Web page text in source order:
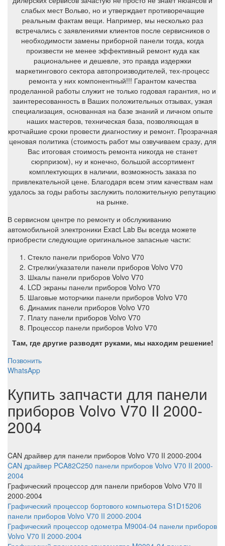
слабых мест Вольво, но и утверждает противоречащие
реальным фактам вещи. Например, мы несколько раз
встречались с заявлениями клиентов после сервисников о
необходимости замены приборной панели тогда, когда
произвести не менее эффективный ремонт куда как
рациональнее и дешевле, это правда издержки
маркетингового сектора автопроизводителей, тех-процесс
ремонта у них компонентный!!! Гарантом качества
проделанной работы служит не только годовая гарантия, но и
заинтересованность в Ваших положительных отзывах, узкая
специализация, основанная на базе знаний и личном опыте
наших мастеров, техническая база, позволяющая в
кротчайшие сроки провести диагностику и ремонт. Прозрачная
ценовая политика (стоимость работ мы озвучиваем сразу, для
Вас итоговая стоимость ремонта никогда не станет
сюрпризом), ну и конечно, большой ассортимент
комплектующих в наличии, возможность заказа по
привлекательной цене. Благодаря всем этим качествам нам
удалось за годы работы заслужить положительную репутацию
на рынке.
В сервисном центре по ремонту и обслуживанию
автомобильной электроники Exact Lab Вы всегда можете
приобрести следующие оригинальное запасные части:
Стекло панели приборов Volvo V70
Стрелки/указатели панели приборов Volvo V70
Шкалы панели приборов Volvo V70
LCD экраны панели приборов Volvo V70
Шаговые моторчики панели приборов Volvo V70
Динамик панели приборов Volvo V70
Плату панели приборов Volvo V70
Процессор панели приборов Volvo V70
Там, где другие разводят руками, мы находим решение!
Позвонить
WhatsApp
Купить запчасти для панели
приборов Volvo V70 II 2000-
2004
CAN драйвер для панели приборов Volvo V70 II 2000-2004
CAN драйвер PCA82C250 панели приборов Volvo V70 II 2000-
2004
Графический процессор для панели приборов Volvo V70 II
2000-2004
Графический процессор бортового компьютера S1D15206
панели приборов Volvo V70 II 2000-2004
Графический процессор одометра M9004-04 панели приборов
Volvo V70 II 2000-2004